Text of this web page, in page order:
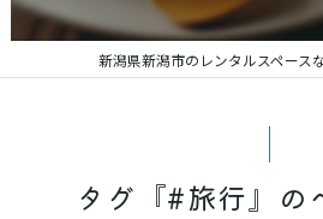
新潟県新潟市のレンタルスペース
タグ『#旅行』の